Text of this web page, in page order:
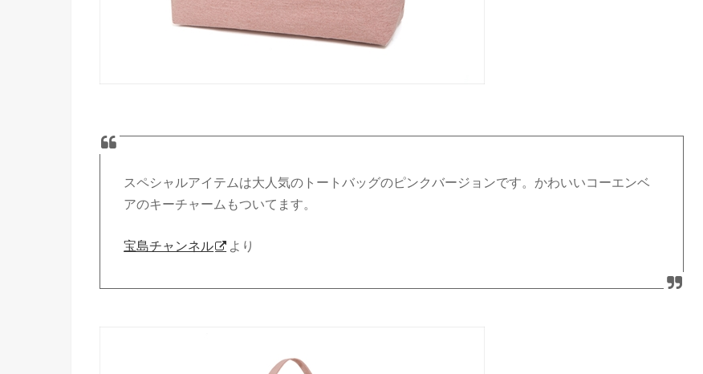
スペシャルアイテムは大人気のトートバッグのピンクバージョンです。かわいいコーエンベ
アのキーチャームもついてます。
宝島チャンネル より